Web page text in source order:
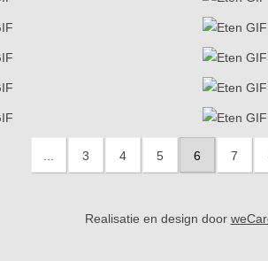
3 4 5 6 7
Realisatie en design door